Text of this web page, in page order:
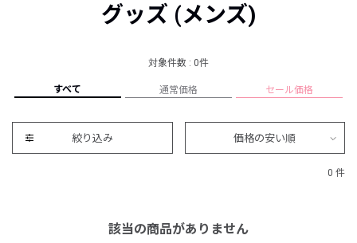
グッズ (メンズ)
対象件数 : 0件
すべて 通常価格 セール価格
絞り込み 価格の安い順
0 件
該当の商品がありません